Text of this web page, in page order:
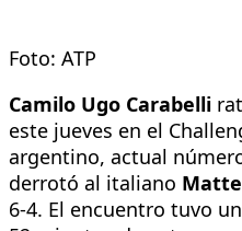
Foto: ATP
Camilo Ugo Carabelli
este jueves en el
argentino, actual
derrotó al italiano
6-4. El encuentro tuvo